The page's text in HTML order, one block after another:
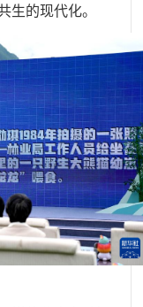
生的现代化。